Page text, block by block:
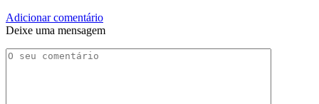
Adicionar comentário
Deixe uma mensagem